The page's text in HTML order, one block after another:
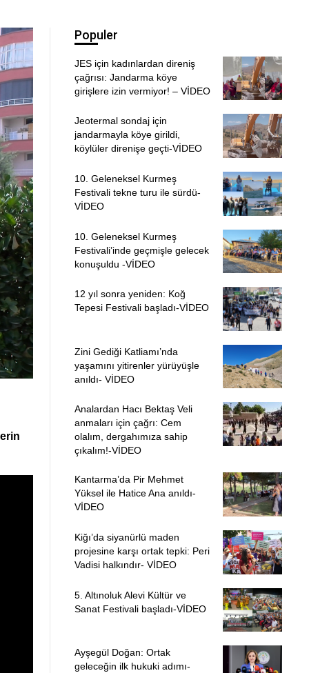
Populer
JES için kadınlardan direniş
çağrısı: Jandarma köye
girişlere izin vermiyor! – VİDEO
Jeotermal sondaj için
jandarmayla köye girildi,
köylüler direnişe geçti-VİDEO
10. Geleneksel Kurmeş
Festivali tekne turu ile sürdü-
VİDEO
10. Geleneksel Kurmeş
Festivali’inde geçmişle gelecek
konuşuldu -VİDEO
12 yıl sonra yeniden: Koğ
Tepesi Festivali başladı-VİDEO
Zini Gediği Katliamı’nda
yaşamını yitirenler yürüyüşle
anıldı- VİDEO
Analardan Hacı Bektaş Veli
anmaları için çağrı: Cem
olalım, dergahımıza sahip
çıkalım!-VİDEO
Kantarma’da Pir Mehmet
Yüksel ile Hatice Ana anıldı-
VİDEO
Kiğı’da siyanürlü maden
projesine karşı ortak tepki: Peri
Vadisi halkındır- VİDEO
5. Altınoluk Alevi Kültür ve
Sanat Festivali başladı-VİDEO
Ayşegül Doğan: Ortak
geleceğin ilk hukuki adımı-